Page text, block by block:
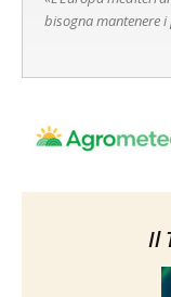
bisogna mantenere
Il